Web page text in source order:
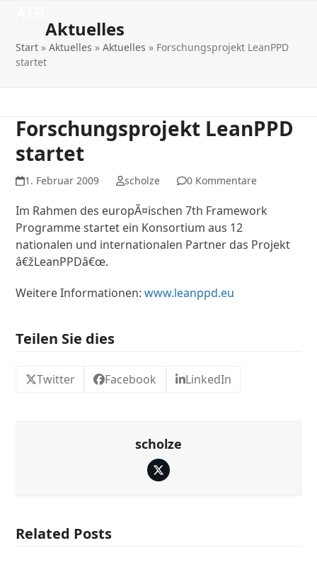
contentmobile
menu
mobile
menu
Aktuelles
Start »Aktuelles »Aktuelles » Forschungsprojekt LeanPPD
startet
Forschungsprojekt LeanPPD
startet
1. Februar 2009 scholze 0 Kommentare
Im Rahmen des europÃ¤ischen 7th Framework
Programme startet ein Konsortium aus 12
nationalen und internationalen Partner das Projekt
â€žLeanPPDâ€œ.
Weitere Informationen:www.leanppd.eu
Teilen Sie dies
Twitter Facebook LinkedIn
scholze
Twitter
Related Posts